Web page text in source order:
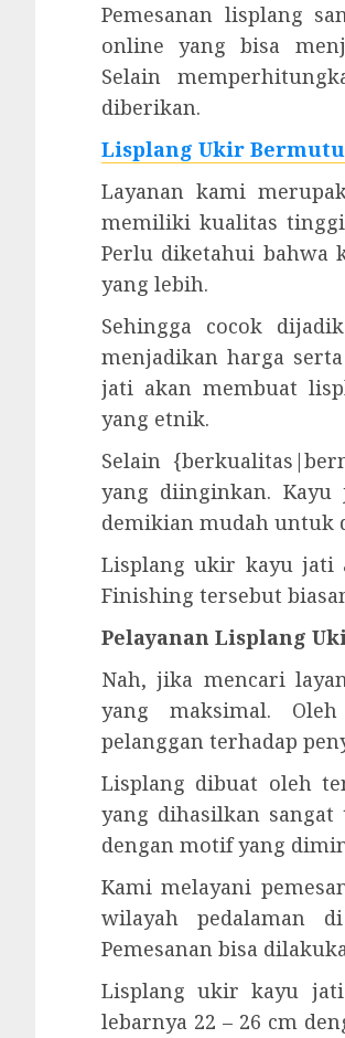
Pemesanan lisplang
online yang bisa
Selain
diberikan.
Lisplang Ukir Bermutu
Layanan kami
memiliki kualitas
Perlu diketahui bahwa
yang lebih.
Sehingga cocok
menjadikan harga
jati akan membuat
yang etnik.
Selain
yang diinginkan.
demikian mudah untuk
Lisplang ukir kayu jati
Finishing tersebut
Pelayanan Lisplang
Nah, jika mencari
yang maksimal.
pelanggan terhadap
Lisplang dibuat oleh
yang dihasilkan sangat
dengan motif yang
Kami melayani
wilayah pedalaman
Pemesanan bisa
Lisplang ukir kayu
lebarnya 22 – 26 cm